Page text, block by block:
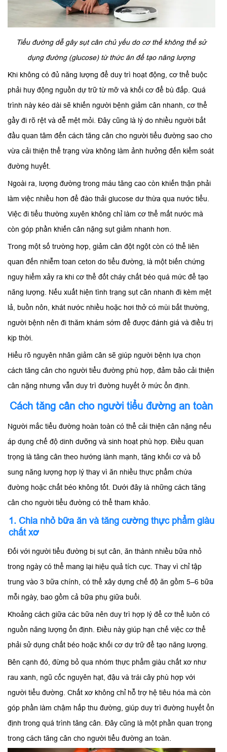
Tiểu đường dễ gây sụt cân chủ yếu do cơ thể không thể sử
dụng đường (glucose) từ thức ăn để tạo năng lượng
Khi không có đủ năng lượng để duy trì hoạt động, cơ thể buộc
phải huy động nguồn dự trữ từ mỡ và khối cơ để bù đắp. Quá
trình này kéo dài sẽ khiến người bệnh giảm cân nhanh, cơ thể
gầy đi rõ rệt và dễ mệt mỏi. Đây cũng là lý do nhiều người bắt
đầu quan tâm đến cách tăng cân cho người tiểu đường sao cho
vừa cải thiện thể trạng vừa không làm ảnh hưởng đến kiểm soát
đường huyết.
Ngoài ra, lượng đường trong máu tăng cao còn khiến thận phải
làm việc nhiều hơn để đào thải glucose dư thừa qua nước tiểu.
Việc đi tiểu thường xuyên không chỉ làm cơ thể mất nước mà
còn góp phần khiến cân nặng sụt giảm nhanh hơn.
Trong một số trường hợp, giảm cân đột ngột còn có thể liên
quan đến nhiễm toan ceton do tiểu đường, là một biến chứng
nguy hiểm xảy ra khi cơ thể đốt cháy chất béo quá mức để tạo
năng lượng. Nếu xuất hiện tình trạng sụt cân nhanh đi kèm mệt
lả, buồn nôn, khát nước nhiều hoặc hơi thở có mùi bất thường,
người bệnh nên đi thăm khám sớm để được đánh giá và điều trị
kịp thời.
Hiểu rõ nguyên nhân giảm cân sẽ giúp người bệnh lựa chọn
cách tăng cân cho người tiểu đường phù hợp, đảm bảo cải thiện
cân nặng nhưng vẫn duy trì đường huyết ở mức ổn định.
Cách tăng cân cho người tiểu đường an toàn
Người mắc tiểu đường hoàn toàn có thể cải thiện cân nặng nếu
áp dụng chế độ dinh dưỡng và sinh hoạt phù hợp. Điều quan
trọng là tăng cân theo hướng lành mạnh, tăng khối cơ và bổ
sung năng lượng hợp lý thay vì ăn nhiều thực phẩm chứa
đường hoặc chất béo không tốt. Dưới đây là những cách tăng
cân cho người tiểu đường có thể tham khảo.
1. Chia nhỏ bữa ăn và tăng cường thực phẩm giàu
chất xơ
Đối với người tiểu đường bị sụt cân, ăn thành nhiều bữa nhỏ
trong ngày có thể mang lại hiệu quả tích cực. Thay vì chỉ tập
trung vào 3 bữa chính, có thể xây dựng chế độ ăn gồm 5–6 bữa
mỗi ngày, bao gồm cả bữa phụ giữa buổi.
Khoảng cách giữa các bữa nên duy trì hợp lý để cơ thể luôn có
nguồn năng lượng ổn định. Điều này giúp hạn chế việc cơ thể
phải sử dụng chất béo hoặc khối cơ dự trữ để tạo năng lượng.
Bên cạnh đó, đừng bỏ qua nhóm thực phẩm giàu chất xơ như
rau xanh, ngũ cốc nguyên hạt, đậu và trái cây phù hợp với
người tiểu đường. Chất xơ không chỉ hỗ trợ hệ tiêu hóa mà còn
góp phần làm chậm hấp thu đường, giúp duy trì đường huyết ổn
định trong quá trình tăng cân. Đây cũng là một phần quan trọng
trong cách tăng cân cho người tiểu đường an toàn.